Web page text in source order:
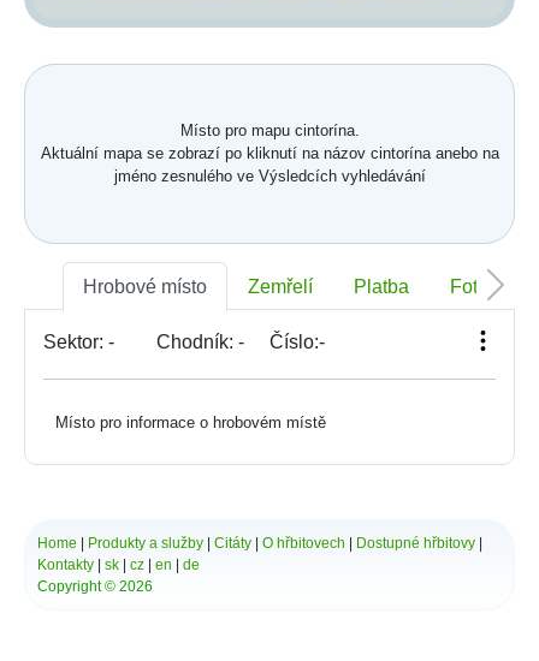
Místo pro mapu cintorína.
Aktuální mapa se zobrazí po kliknutí na názov cintorína anebo na
jméno zesnulého ve Výsledcích vyhledávání
Hrobové místo Zemřelí Platba Foto
Sektor: - Chodník: - Číslo:-
Místo pro informace o hrobovém místě
Home Produkty a služby Citáty O hřbitovech Dostupné hřbitovy
Kontakty
sk cz en
de
Copyright © 2026